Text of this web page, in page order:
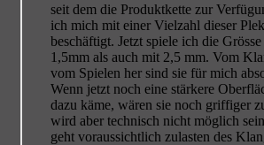
seit dem die Produktkette zur
ich mich mit einer Vielzahl dieser
beschäftigt. Jetzt spiele ich die
1,5mm als auch mit 2,5 mm. Vom
vom Spielen her sind sie für mich
Wenn jetzt noch eine stärkere
dazu käme, wären sie noch griffiger
wird aber technisch nicht möglich
geht voraussichtlich zulasten des